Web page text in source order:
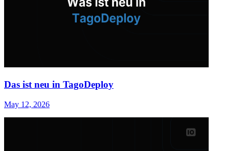
Das ist neu in TagoDeploy
May 12, 2026